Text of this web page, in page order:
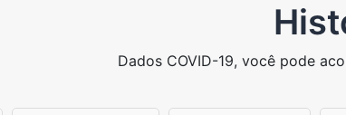
Dados COVID-19, você pode